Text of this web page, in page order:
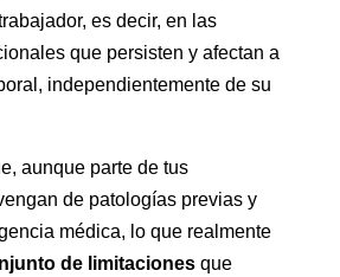
es decir, en las
que persisten y afectan a
independientemente de su
aunque parte de tus
de patologías previas y
médica, lo que realmente
de limitacionesque